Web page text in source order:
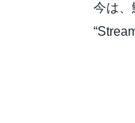
今は